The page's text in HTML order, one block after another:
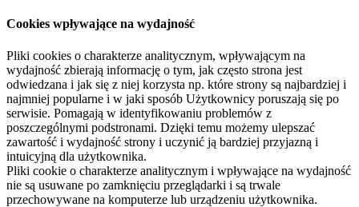
Cookies wpływające na wydajność
Pliki cookies o charakterze analitycznym, wpływającym na
wydajność zbierają informację o tym, jak często strona jest
odwiedzana i jak się z niej korzysta np. które strony są najbardziej i
najmniej popularne i w jaki sposób Użytkownicy poruszają się po
serwisie. Pomagają w identyfikowaniu problemów z
poszczególnymi podstronami. Dzięki temu możemy ulepszać
zawartość i wydajność strony i uczynić ją bardziej przyjazną i
intuicyjną dla użytkownika.
Pliki cookie o charakterze analitycznym i wpływające na wydajność
nie są usuwane po zamknięciu przeglądarki i są trwale
przechowywane na komputerze lub urządzeniu użytkownika.